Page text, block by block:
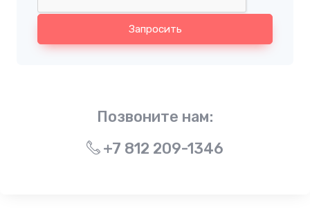
Запросить
Позвоните нам:
+7 812 209-1346